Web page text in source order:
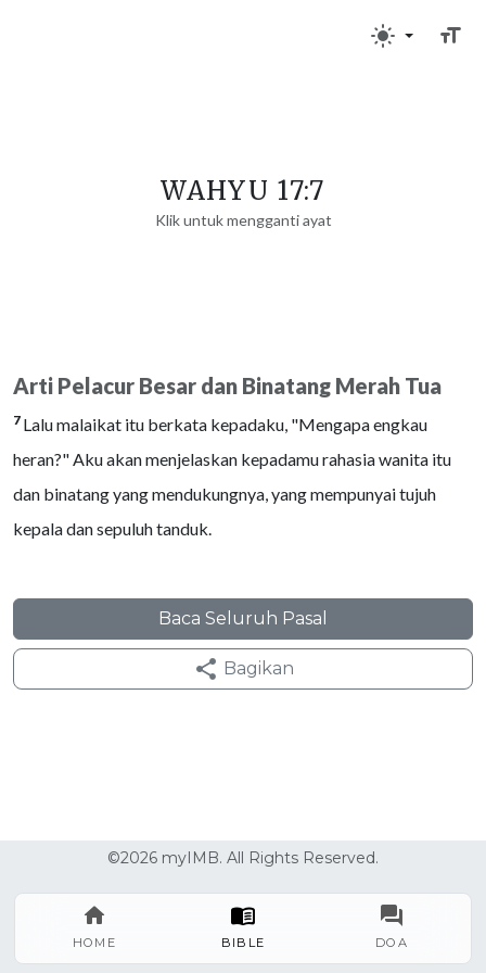
HOME BIBLE DOA
WAHYU 17:7
Klik untuk mengganti ayat
Arti Pelacur Besar dan Binatang Merah Tua
7 Lalu malaikat itu berkata kepadaku, "Mengapa engkau
heran?" Aku akan menjelaskan kepadamu rahasia wanita itu
dan binatang yang mendukungnya, yang mempunyai tujuh
kepala dan sepuluh tanduk.
Baca Seluruh Pasal
Bagikan
©2026 myIMB. All Rights Reserved.